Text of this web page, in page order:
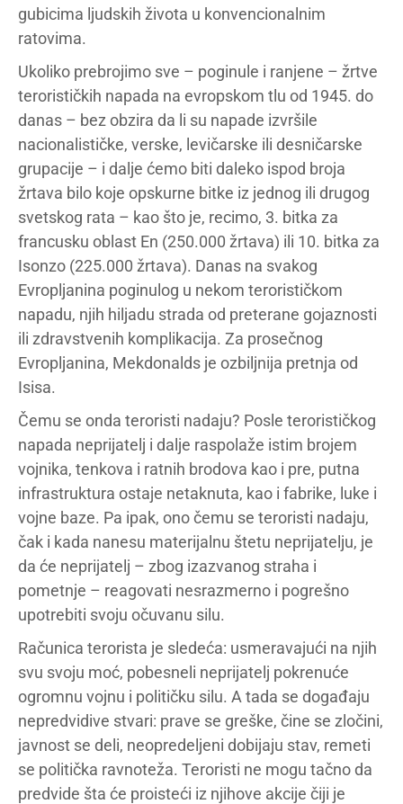
gubicima ljudskih života u konvencionalnim
ratovima.
Ukoliko prebrojimo sve – poginule i ranjene – žrtve
terorističkih napada na evropskom tlu od 1945. do
danas – bez obzira da li su napade izvršile
nacionalističke, verske, levičarske ili desničarske
grupacije – i dalje ćemo biti daleko ispod broja
žrtava bilo koje opskurne bitke iz jednog ili drugog
svetskog rata – kao što je, recimo, 3. bitka za
francusku oblast En (250.000 žrtava) ili 10. bitka za
Isonzo (225.000 žrtava). Danas na svakog
Evropljanina poginulog u nekom terorističkom
napadu, njih hiljadu strada od preterane gojaznosti
ili zdravstvenih komplikacija. Za prosečnog
Evropljanina, Mekdonalds je ozbiljnija pretnja od
Isisa.
Čemu se onda teroristi nadaju? Posle terorističkog
napada neprijatelj i dalje raspolaže istim brojem
vojnika, tenkova i ratnih brodova kao i pre, putna
infrastruktura ostaje netaknuta, kao i fabrike, luke i
vojne baze. Pa ipak, ono čemu se teroristi nadaju,
čak i kada nanesu materijalnu štetu neprijatelju, je
da će neprijatelj – zbog izazvanog straha i
pometnje – reagovati nesrazmerno i pogrešno
upotrebiti svoju očuvanu silu.
Računica terorista je sledeća: usmeravajući na njih
svu svoju moć, pobesneli neprijatelj pokrenuće
ogromnu vojnu i političku silu. A tada se događaju
nepredvidive stvari: prave se greške, čine se zločini,
javnost se deli, neopredeljeni dobijaju stav, remeti
se politička ravnoteža. Teroristi ne mogu tačno da
predvide šta će proisteći iz njihove akcije čiji je